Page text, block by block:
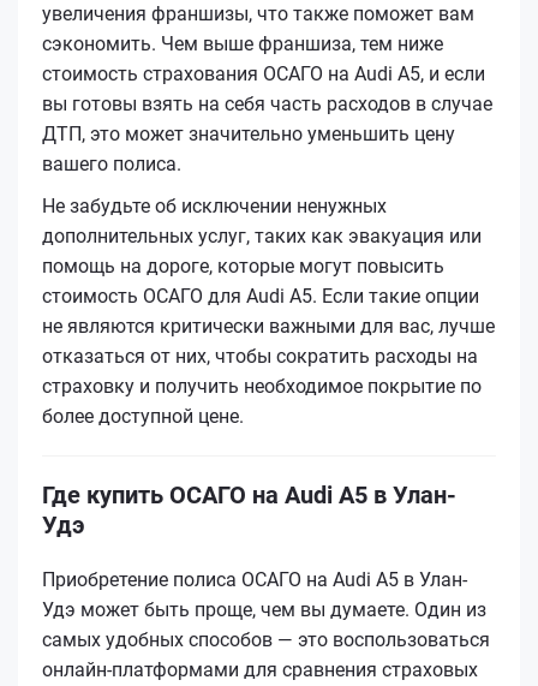
увеличения франшизы, что также поможет вам
сэкономить. Чем выше франшиза, тем ниже
стоимость страхования ОСАГО на Audi A5, и если
вы готовы взять на себя часть расходов в случае
ДТП, это может значительно уменьшить цену
вашего полиса.
Не забудьте об исключении ненужных
дополнительных услуг, таких как эвакуация или
помощь на дороге, которые могут повысить
стоимость ОСАГО для Audi A5. Если такие опции
не являются критически важными для вас, лучше
отказаться от них, чтобы сократить расходы на
страховку и получить необходимое покрытие по
более доступной цене.
Где купить ОСАГО на Audi A5 в Улан-
Удэ
Приобретение полиса ОСАГО на Audi A5 в Улан-
Удэ может быть проще, чем вы думаете. Один из
самых удобных способов — это воспользоваться
онлайн-платформами для сравнения страховых